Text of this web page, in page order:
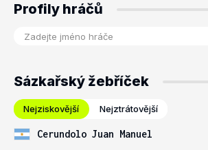
Profily hráčů
Sázkařský žebříček
Nejziskovější Nejztrátovější
Cerundolo Juan Manuel